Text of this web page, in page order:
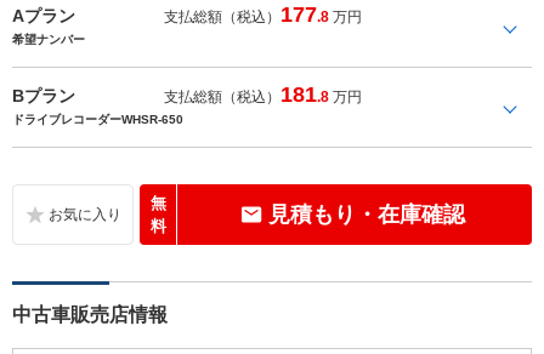
Aプラン 支払総額（税込） 177.8 万円
希望ナンバー
Bプラン 支払総額（税込） 181.8 万円
ドライブレコーダーWHSR-650
無
料
見積もり・在庫確認
中古車販売店情報